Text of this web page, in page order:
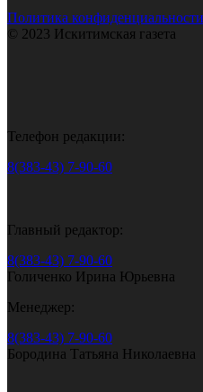
Политика
© 2023 Искитимская газета
Телефон редакции:
8(383-43) 7-90-60
Главный редактор:
8(383-43) 7-90-60
Голиченко Ирина Юрьевна
Менеджер:
8(383-43) 7-90-60
Бородина Татьяна Николаевна